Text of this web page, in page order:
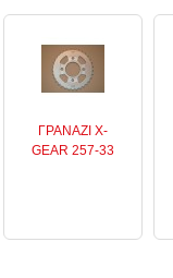
ΓΡΑΝAZI X-
GEAR 257-33